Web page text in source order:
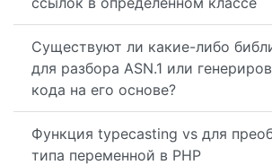
Существуют ли какие-либо
для разбора ASN.1 или
кода на его основе?
Функция typecasting vs для
типа переменной в PHP